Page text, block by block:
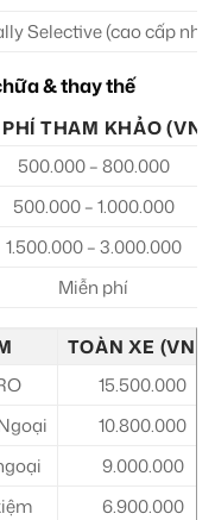
Selective (cao cấp
& thay thế
THAM KHẢO
500.000 – 800.000
500.000 – 1.000.000
1.500.000 – 3.000.000
Miễn phí
TOÀN XE
15.500.000
10.800.000
9.000.000
6.900.000